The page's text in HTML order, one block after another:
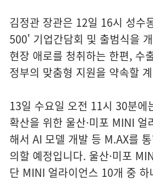
김정관 장관은 12일 16시 성수
500' 기업간담회 및 출범식을
현장 애로를 청취하는 한편, 수
정부의 맞춤형 지원을 약속할
13일 수요일 오전 11시 30분에
확산을 위한 울산·미포 MINI 얼
해서 AI 모델 개발 등 M.AX를
의할 예정입니다. 울산·미포
단 MINI 얼라이언스 10개 중 하